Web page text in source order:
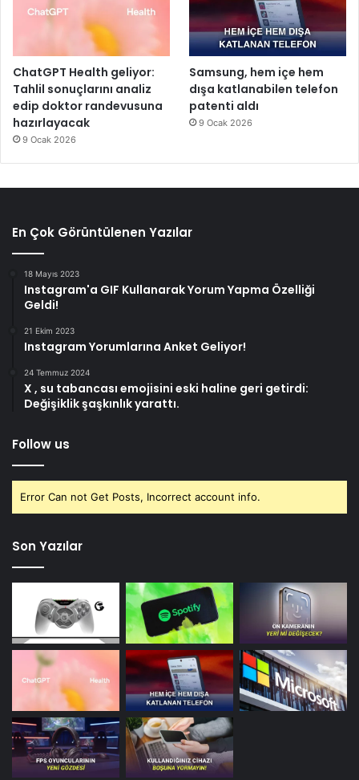
ChatGPT Health geliyor:
Tahlil sonuçlarını analiz
edip doktor randevusuna
hazırlayacak
9 Ocak 2026
Samsung, hem içe hem
dışa katlanabilen telefon
patenti aldı
9 Ocak 2026
En Çok Görüntülenen Yazılar
18 Mayıs 2023
Instagram'a GIF Kullanarak Yorum Yapma Özelliği
Geldi!
21 Ekim 2023
Instagram Yorumlarına Anket Geliyor!
24 Temmuz 2024
X , su tabancası emojisini eski haline geri getirdi:
Değişiklik şaşkınlık yarattı.
Follow us
Error Can not Get Posts, Incorrect account info.
Son Yazılar